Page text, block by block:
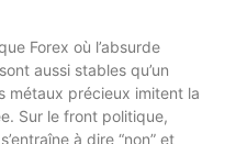
Forex où l’absurde
aussi stables qu’un
métaux précieux imitent la
Sur le front politique,
à dire “non” et